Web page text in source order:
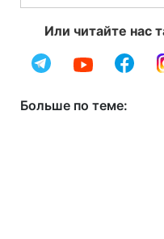
Или читайте нас
Больше по теме: